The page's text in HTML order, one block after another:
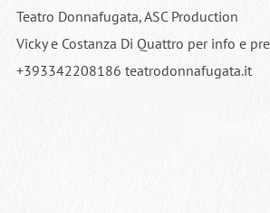
Teatro Donnafugata, ASC Production
Vicky e Costanza Di Quattro per info e
+393342208186 teatrodonnafugata.it